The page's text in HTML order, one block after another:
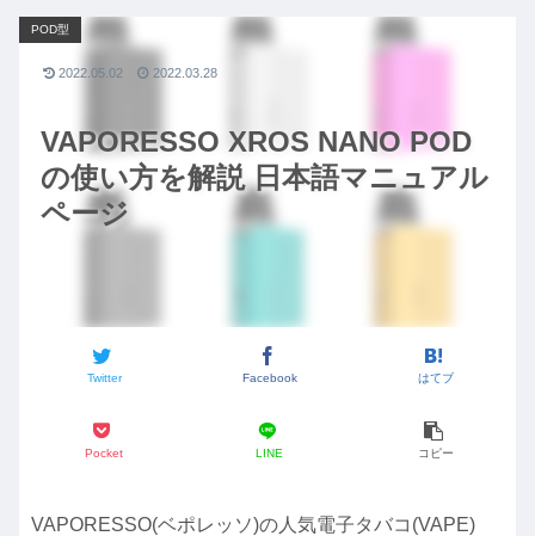
VAPORESSO XROS NANO POD
の使い方を解説 日本語マニュアル
ページ
POD型
Twitter Facebook はてブ
Pocket LINE コピー
2022.05.02 2022.03.28
VAPORESSO(ベポレッソ)の人気電子タバコ(VAPE)